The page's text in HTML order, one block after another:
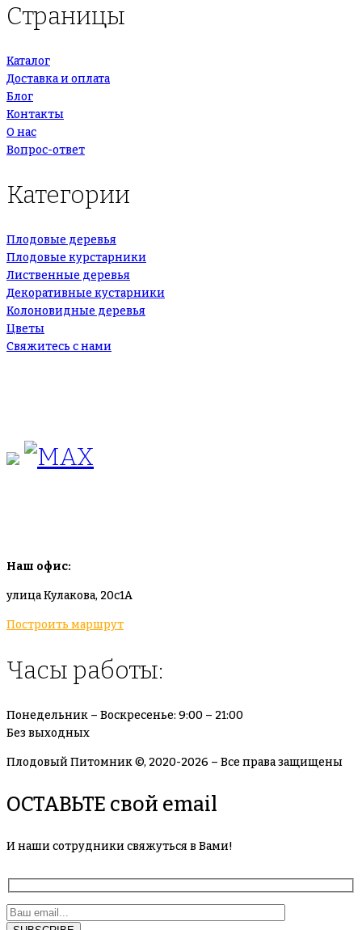
Страницы
Каталог
Доставка и оплата
Блог
Контакты
О нас
Вопрос-ответ
Категории
Плодовые деревья
Плодовые курстарники
Лиственные деревья
Декоративные кустарники
Колоновидные деревья
Цветы
Свяжитесь с нами
Наш офис:
улица Кулакова, 20с1А
Построить маршрут
Часы работы:
Понедельник – Воскресенье: 9:00 – 21:00
Без выходных
Плодовый Питомник ©, 2020-2026 – Все права защищены
ОСТАВЬТЕ свой email
И наши сотрудники свяжуться в Вами!